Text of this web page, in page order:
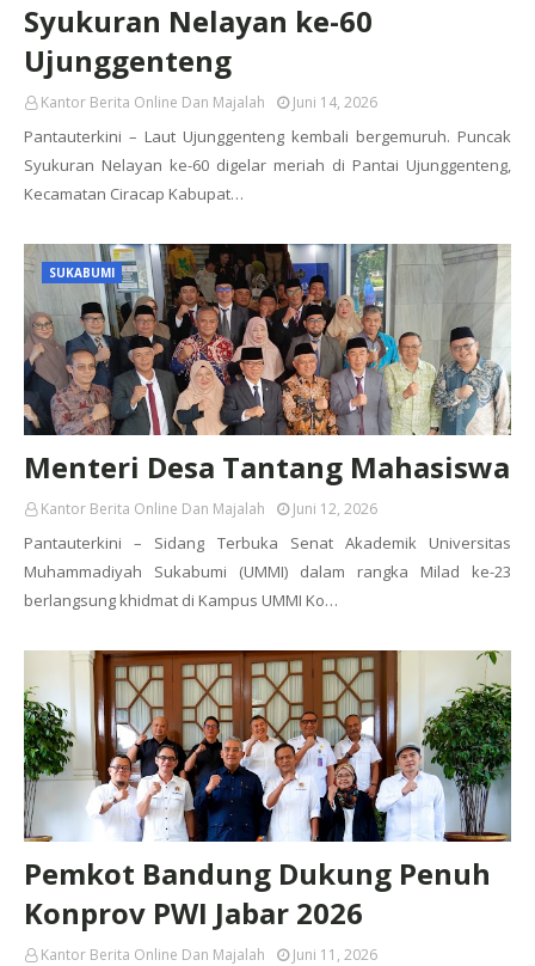
Syukuran Nelayan ke-60
Ujunggenteng
Kantor Berita Online Dan Majalah Juni 14, 2026
Pantauterkini – Laut Ujunggenteng kembali bergemuruh. Puncak
Syukuran Nelayan ke-60 digelar meriah di Pantai Ujunggenteng,
Kecamatan Ciracap Kabupat…
SUKABUMI
Menteri Desa Tantang Mahasiswa
Kantor Berita Online Dan Majalah Juni 12, 2026
Pantauterkini – Sidang Terbuka Senat Akademik Universitas
Muhammadiyah Sukabumi (UMMI) dalam rangka Milad ke-23
berlangsung khidmat di Kampus UMMI Ko…
Pemkot Bandung Dukung Penuh
Konprov PWI Jabar 2026
Kantor Berita Online Dan Majalah Juni 11, 2026